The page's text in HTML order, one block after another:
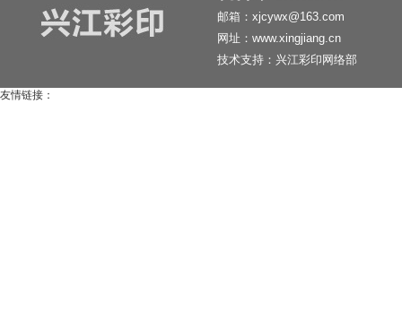
邮箱：xjcywx@163.com
网址： www.xingjiang.cn
技术支持： 兴江彩印网络部
友情链接：